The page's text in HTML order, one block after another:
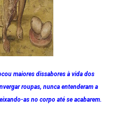
maiores dissabores à vida dos
roupas, nunca entenderam a
as no corpo até se acabarem.